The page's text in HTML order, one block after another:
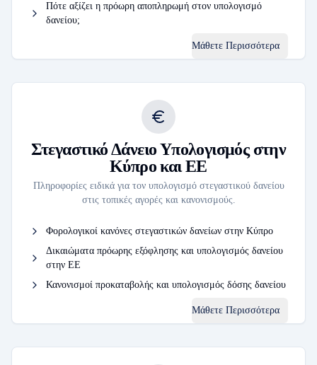
Πότε αξίζει η πρόωρη αποπληρωμή στον υπολογισμό
δανείου;
Μάθετε Περισσότερα
Στεγαστικό Δάνειο Υπολογισμός στην
Κύπρο και ΕΕ
Πληροφορίες ειδικά για τον υπολογισμό στεγαστικού δανείου
στις τοπικές αγορές και κανονισμούς.
Φορολογικοί κανόνες στεγαστικών δανείων στην Κύπρο
Δικαιώματα πρόωρης εξόφλησης και υπολογισμός δανείου
στην ΕΕ
Κανονισμοί προκαταβολής και υπολογισμός δόσης δανείου
Μάθετε Περισσότερα